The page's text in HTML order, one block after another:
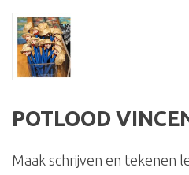
POTLOOD
Maak schrijven en tekenen